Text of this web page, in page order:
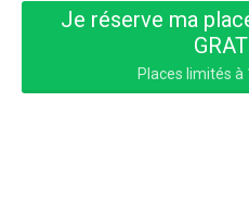
Je réserve ma
Places limités à